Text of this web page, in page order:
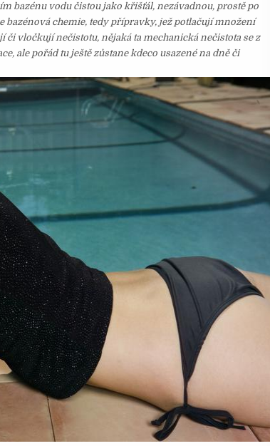
bazénu vodu čistou jako křišťál, nezávadnou, prostě po
bazénová chemie, tedy přípravky, jež potlačují množení
vločkují nečistotu, nějaká ta mechanická nečistota se z
ale pořád tu ještě zůstane kdeco usazené na dně či